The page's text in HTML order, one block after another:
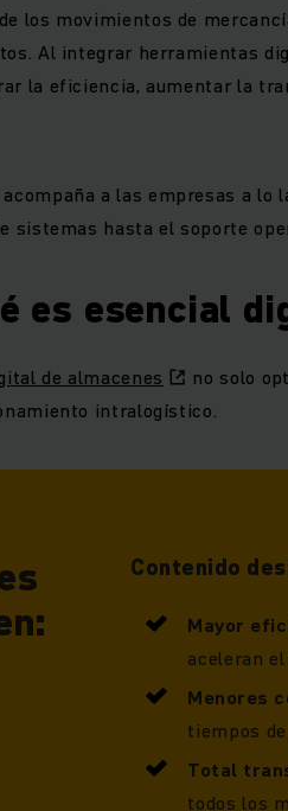
los movimientos de
Al integrar herramientas
la eficiencia, aumentar la
a las empresas a lo
sistemas hasta el soporte
es esencial
de almacenes
no solo
intralogístico.
Contenido
Mayor
aceleran
Menores
tiempos
Total
todos los